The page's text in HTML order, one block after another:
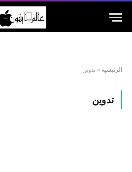
الرئيسية »تدوين
تدوين